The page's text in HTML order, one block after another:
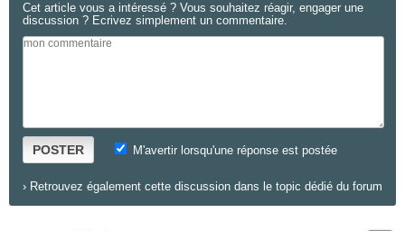
Cet article vous a intéressé ? Vous souhaitez réagir, engager une
discussion ? Ecrivez simplement un commentaire.
POSTER M'avertir lorsqu'une réponse est postée
› Retrouvez également cette discussion dans le topic dédié du forum